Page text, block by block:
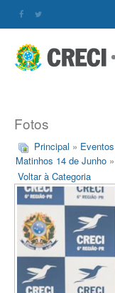
Fotos
Principal »
Matinhos 14 de Junho
Voltar à Categoria